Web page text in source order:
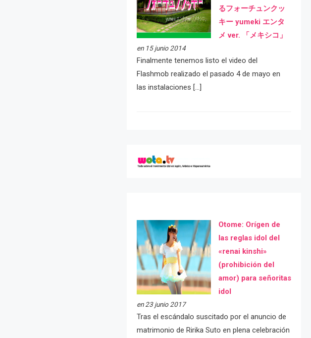
るフォーチュンクッ
キー yumeki エンタ
メ ver. 「メキシコ」
en 15 junio 2014
Finalmente tenemos listo el video del
Flashmob realizado el pasado 4 de mayo en
las instalaciones […]
Otome: Orígen de
las reglas idol del
«renai kinshi»
(prohibición del
amor) para señoritas
idol
en 23 junio 2017
Tras el escándalo suscitado por el anuncio de
matrimonio de Ririka Suto en plena celebración